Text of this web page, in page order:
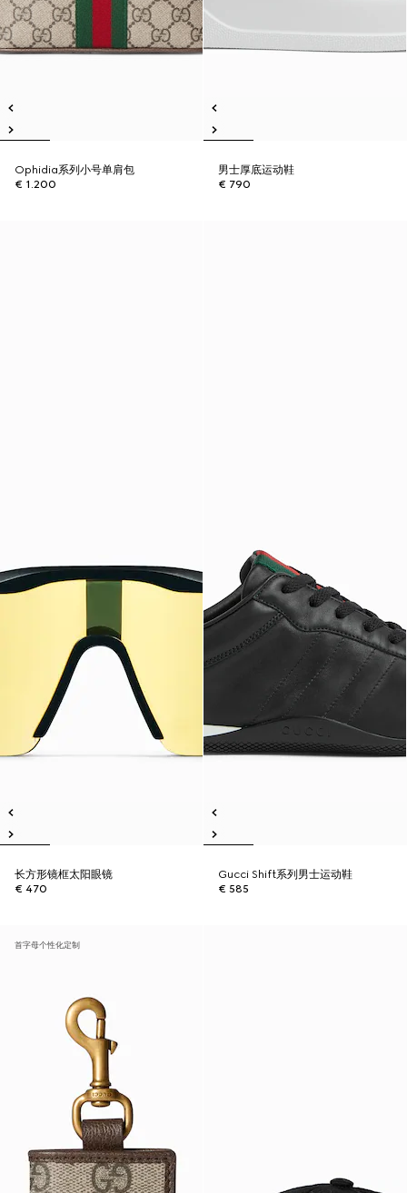
Ophidia系列小号单肩包
€ 1.200
男士厚底运动鞋
€ 790
长方形镜框太阳眼镜
€ 470
Gucci Shift系列男士运动鞋
€ 585
首字母个性化定制